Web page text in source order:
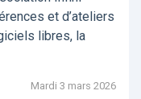
et d’ateliers
libres, la
Mardi 3 mars 2026